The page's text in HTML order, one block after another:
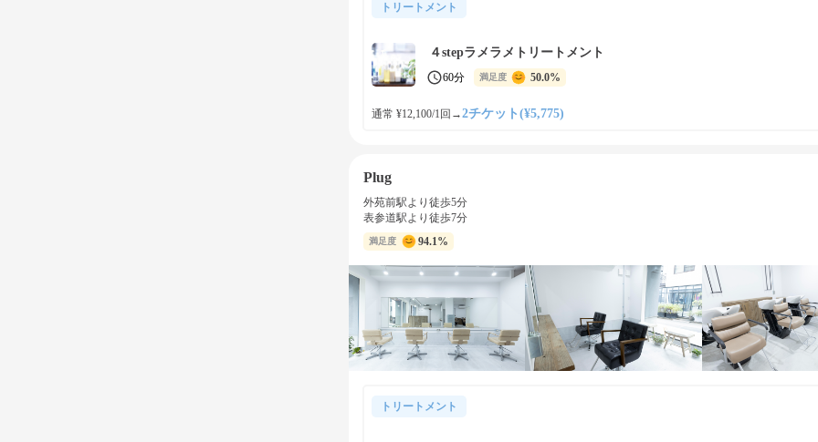
トリートメント
４stepラメラメトリートメント
60分 満足度 50.0%
通常 ¥12,100/1回 →2チケット(¥5,775)
Plug
外苑前駅より徒歩5分
表参道駅より徒歩7分
満足度 94.1%
トリートメント